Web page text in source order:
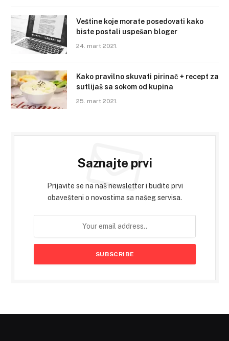
Veštine koje morate posedovati kako
biste postali uspešan bloger
24. mart 2021.
Kako pravilno skuvati pirinač + recept za
sutlijaš sa sokom od kupina
25. mart 2021.
Saznajte prvi
Prijavite se na naš newsletter i budite prvi
obavešteni o novostima sa našeg servisa.